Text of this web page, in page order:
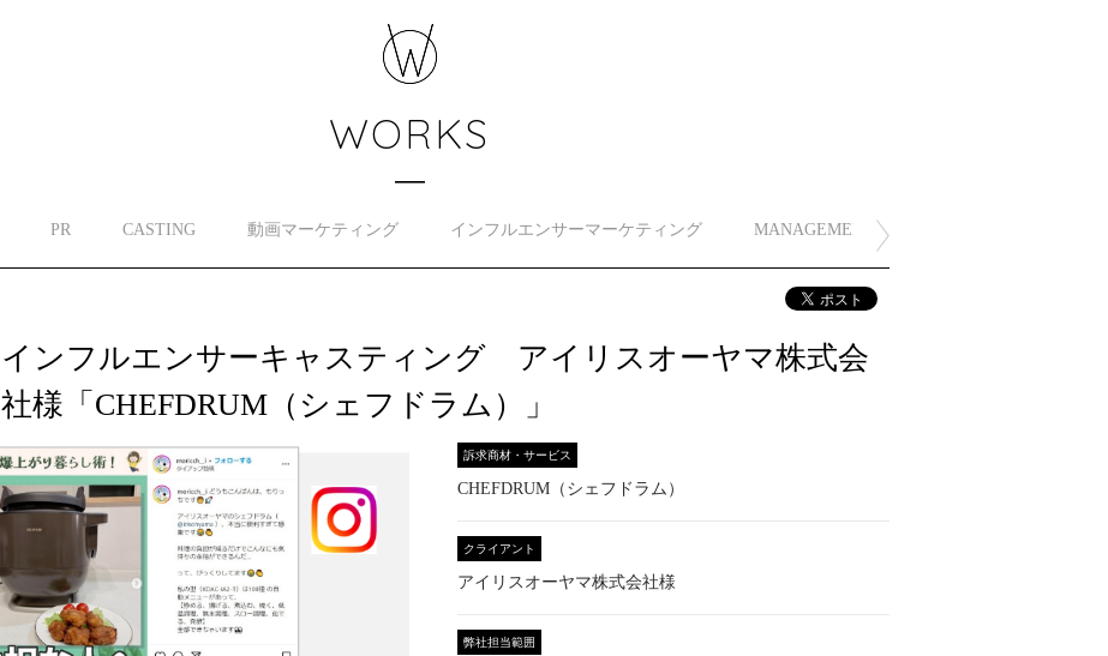
WORKS
PR CASTING 動画マーケティング インフルエンサーマーケティング MANAGEMENT
インフルエンサーキャスティング アイリスオーヤマ株式会
社様「CHEFDRUM（シェフドラム）」
訴求商材・サービス
CHEFDRUM（シェフドラム）
クライアント
アイリスオーヤマ株式会社様
弊社担当範囲